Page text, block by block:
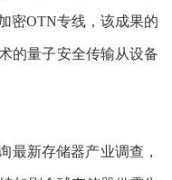
密OTN专线，该成果的
的量子安全传输从设备
最新存储器产业调查，